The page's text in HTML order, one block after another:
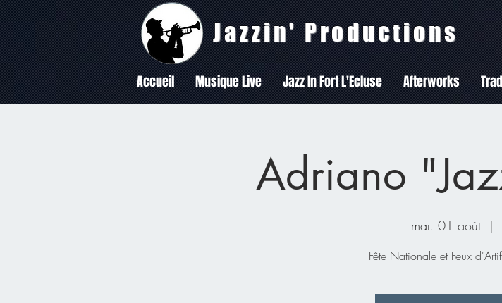
Jazzin' Productions
Accueil Musique Live Jazz In Fort L'Ecluse Afterworks
Adriano
mar. 01 août
  |
Fête Nationale et Feux